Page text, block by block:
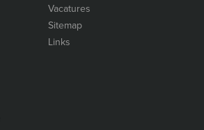
Vacatures
Sitemap
Links